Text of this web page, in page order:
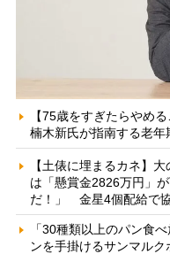
【75歳をすぎたらやめ
楠木新氏が指南する老
【土俵に埋まるカネ】
は「懸賞金2826万円」
だ！」 金星4個配給で
「30種類以上のパン食
ンを手掛けるサンマル